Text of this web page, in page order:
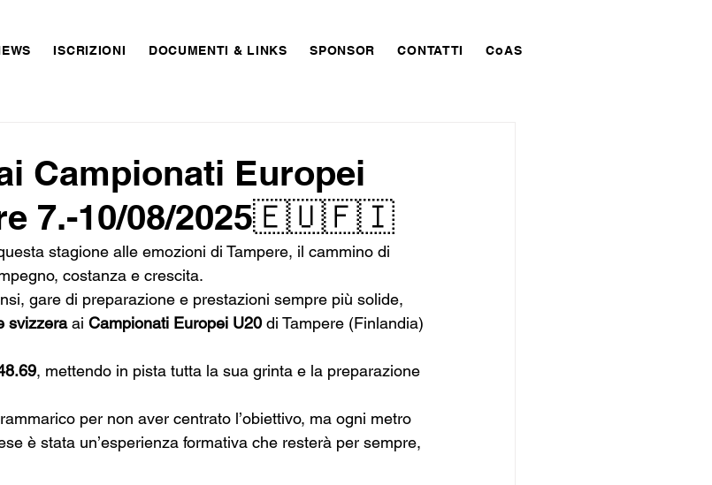
ISCRIZIONI DOCUMENTI & LINKS SPONSOR CONTATTI CoAS
Campionati Europei
7.-10/08/2025🇪🇺🇫🇮
stagione alle emozioni di Tampere, il cammino di
costanza e crescita.
gare di preparazione e prestazioni sempre più solide,
svizzera ai Campionati Europei U20 di Tampere (Finlandia)
, mettendo in pista tutta la sua grinta e la preparazione
per non aver centrato l’obiettivo, ma ogni metro
è stata un’esperienza formativa che resterà per sempre,